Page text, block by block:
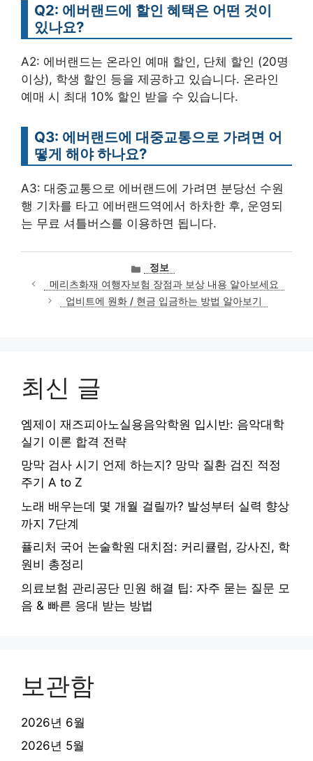
Q2: 에버랜드에 할인 혜택은 어떤 것이
있나요?
A2: 에버랜드는 온라인 예매 할인, 단체 할인 (20명
이상), 학생 할인 등을 제공하고 있습니다. 온라인
예매 시 최대 10% 할인 받을 수 있습니다.
Q3: 에버랜드에 대중교통으로 가려면 어
떻게 해야 하나요?
A3: 대중교통으로 에버랜드에 가려면 분당선 수원
행 기차를 타고 에버랜드역에서 하차한 후, 운영되
는 무료 셔틀버스를 이용하면 됩니다.
카
테
고
리
정보
메리츠화재 여행자보험 장점과 보상 내용 알아보세요
업비트에 원화 / 현금 입금하는 방법 알아보기
최신 글
엠제이 재즈피아노실용음악학원 입시반: 음악대학
실기 이론 합격 전략
망막 검사 시기 언제 하는지? 망막 질환 검진 적정
주기 A to Z
노래 배우는데 몇 개월 걸릴까? 발성부터 실력 향상
까지 7단계
퓰리처 국어 논술학원 대치점: 커리큘럼, 강사진, 학
원비 총정리
의료보험 관리공단 민원 해결 팁: 자주 묻는 질문 모
음 & 빠른 응대 받는 방법
보관함
2026년 6월
2026년 5월